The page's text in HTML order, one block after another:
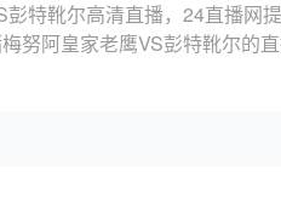
特靴尔高清直播，24直播网
努阿皇家老鹰VS彭特靴尔的